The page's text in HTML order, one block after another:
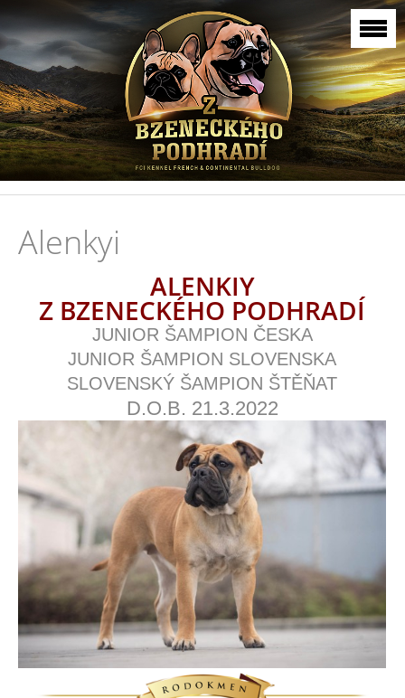
Alenkyi
ALENKIY
Z BZENECKÉHO PODHRADÍ
JUNIOR ŠAMPION ČESKA
JUNIOR ŠAMPION SLOVENSKA
SLOVENSKÝ ŠAMPION ŠTĚŇAT
D.O.B. 21.3.2022